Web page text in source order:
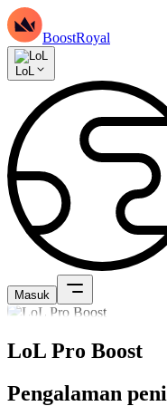
BoostRoyal
LoL
Masuk
LoL Pro Boost
Pengalaman